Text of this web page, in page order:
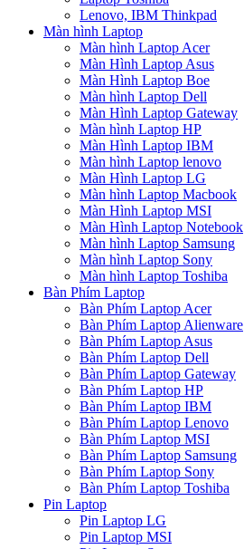
Lenovo, IBM Thinkpad
Màn hình Laptop
Màn hình Laptop Acer
Màn Hình Laptop Asus
Màn Hình Laptop Boe
Màn hình Laptop Dell
Màn Hình Laptop Gateway
Màn hình Laptop HP
Màn Hình Laptop IBM
Màn hình Laptop lenovo
Màn Hình Laptop LG
Màn hình Laptop Macbook
Màn Hình Laptop MSI
Màn Hình Laptop Notebook
Màn hình Laptop Samsung
Màn hình Laptop Sony
Màn hình Laptop Toshiba
Bàn Phím Laptop
Bàn Phím Laptop Acer
Bàn Phím Laptop Alienware
Bàn Phím Laptop Asus
Bàn Phím Laptop Dell
Bàn Phím Laptop Gateway
Bàn Phím Laptop HP
Bàn Phím Laptop IBM
Bàn Phím Laptop Lenovo
Bàn Phím Laptop MSI
Bàn Phím Laptop Samsung
Bàn Phím Laptop Sony
Bàn Phím Laptop Toshiba
Pin Laptop
Pin Laptop LG
Pin Laptop MSI